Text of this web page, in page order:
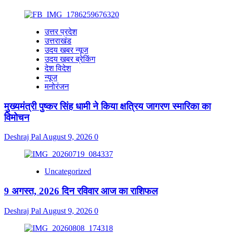
उत्तर प्रदेश
उत्तराखंड
उदय खबर न्यूज
उदय खबर ब्रेकिंग
देश विदेश
न्यूज
मनोरंजन
मुख्यमंत्री पुष्कर सिंह धामी ने किया क्षत्रिय जागरण स्मारिका का
विमोचन
Deshraj Pal August 9, 2026 0
Uncategorized
9 अगस्त, 2026 दिन रविवार आज का राशिफल
Deshraj Pal August 9, 2026 0